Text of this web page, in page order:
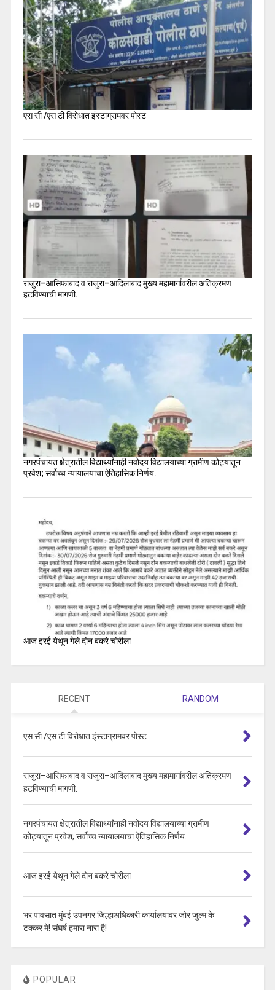
एस सी /एस टी विरोधात इंस्टाग्रामवर पोस्ट
राजुरा–आसिफाबाद व राजुरा–आदिलाबाद मुख्य महामार्गावरील अतिक्रमण
हटविण्याची मागणी.
नगरपंचायत क्षेत्रातील विद्यार्थ्यांनाही नवोदय विद्यालयाच्या ग्रामीण कोट्यातून
प्रवेश; सर्वोच्च न्यायालयाचा ऐतिहासिक निर्णय.
आज इरई येथून गेले दोन बकरे चोरीला
RECENT RANDOM
एस सी /एस टी विरोधात इंस्टाग्रामवर पोस्ट
राजुरा–आसिफाबाद व राजुरा–आदिलाबाद मुख्य महामार्गावरील अतिक्रमण
हटविण्याची मागणी.
नगरपंचायत क्षेत्रातील विद्यार्थ्यांनाही नवोदय विद्यालयाच्या ग्रामीण
कोट्यातून प्रवेश; सर्वोच्च न्यायालयाचा ऐतिहासिक निर्णय.
आज इरई येथून गेले दोन बकरे चोरीला
भर पावसात मुंबई उपनगर जिल्हाअधिकारी कार्यालयावर जोर जुल्म के
टक्कर मे! संघर्ष हमारा नारा है!
POPULAR